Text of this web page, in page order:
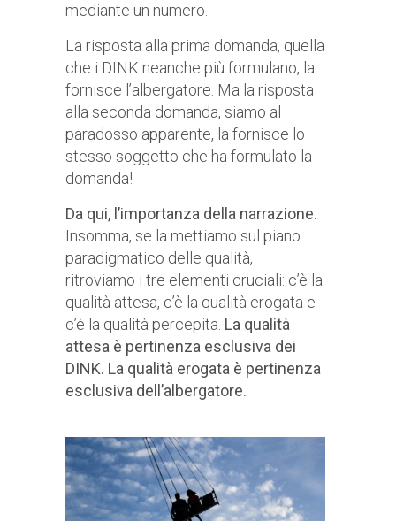
mediante un numero.
La risposta alla prima domanda, quella
che i DINK neanche più formulano, la
fornisce l’albergatore. Ma la risposta
alla seconda domanda, siamo al
paradosso apparente, la fornisce lo
stesso soggetto che ha formulato la
domanda!
Da qui, l’importanza della narrazione.
Insomma, se la mettiamo sul piano
paradigmatico delle qualità,
ritroviamo i tre elementi cruciali: c’è la
qualità attesa, c’è la qualità erogata e
c’è la qualità percepita. La qualità
attesa è pertinenza esclusiva dei
DINK. La qualità erogata è pertinenza
esclusiva dell’albergatore.